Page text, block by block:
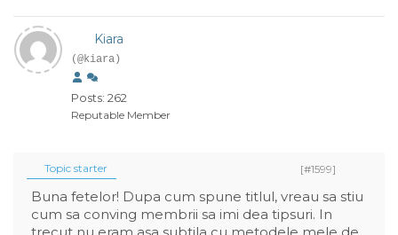
Kiara
(@kiara)
Posts: 262
Reputable Member
Topic starter [#1599]
Buna fetelor! Dupa cum spune titlul, vreau sa stiu
cum sa conving membrii sa imi dea tipsuri. In